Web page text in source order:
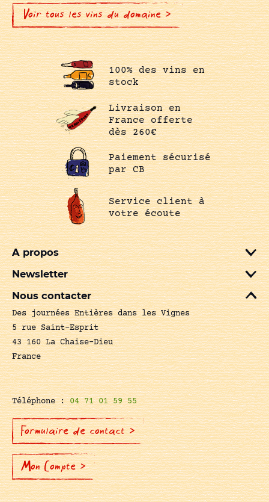
Voir tous les vins du domaine >
100% des vins en
stock
Livraison en
France offerte
dès 260€
Paiement sécurisé
par CB
Service client à
votre écoute
A propos
Newsletter
Nous contacter
Des journées Entières dans les Vignes
5 rue Saint-Esprit
43 160 La Chaise-Dieu
France
Téléphone :04 71 01 59 55
Formulaire de contact >
Mon Compte >